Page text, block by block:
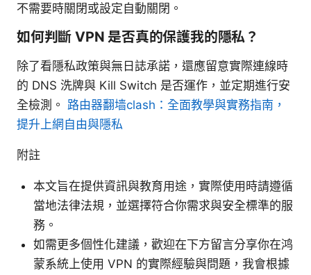
不需要時關閉或設定自動關閉。
如何判斷 VPN 是否真的保護我的隱私？
除了看隱私政策與無日誌承諾，還應留意實際連線時
的 DNS 洗牌與 Kill Switch 是否運作，並定期進行安
全檢測。 路由器翻墙clash：全面教學與實務指南，
提升上網自由與隱私
附註
本文旨在提供資訊與教育用途，實際使用時請遵循
當地法律法規，並選擇符合你需求與安全標準的服
務。
如需更多個性化建議，歡迎在下方留言分享你在鸿
蒙系統上使用 VPN 的實際經驗與問題，我會根據